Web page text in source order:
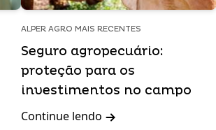
ALPER AGRO MAIS RECENTES
Seguro agropecuário:
proteção para os
investimentos no campo
Continue lendo